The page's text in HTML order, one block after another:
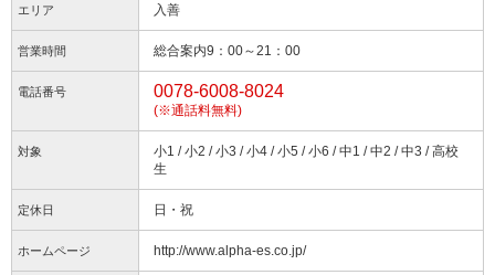
エリア 入善
営業時間 総合案内9：00～21：00
電話番号 0078-6008-8024
(※通話料無料)
対象
小1 / 小2 / 小3 / 小4 / 小5 / 小6 / 中1 / 中2 / 中3 / 高校
生
定休日 日・祝
ホームページ http://www.alpha-es.co.jp/